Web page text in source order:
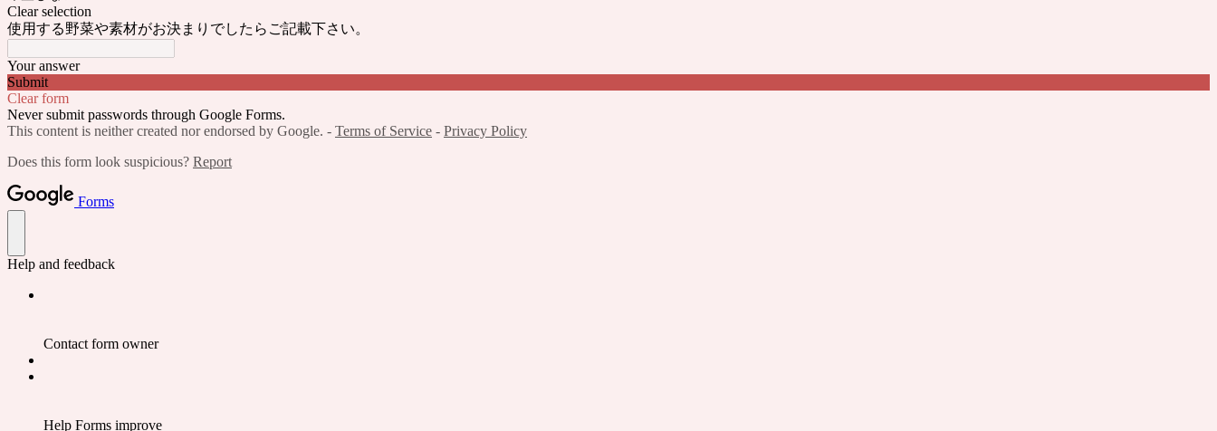
Clear selection
使用する野菜や素材がお決まりでしたらご記載下さい。
Your answer
Submit
Clear form
Never submit passwords through Google Forms.
This content is neither created nor endorsed by Google. - Terms of Service - Privacy Policy
Does this form look suspicious? Report
Forms
Help and feedback
Contact form owner
Help Forms improve